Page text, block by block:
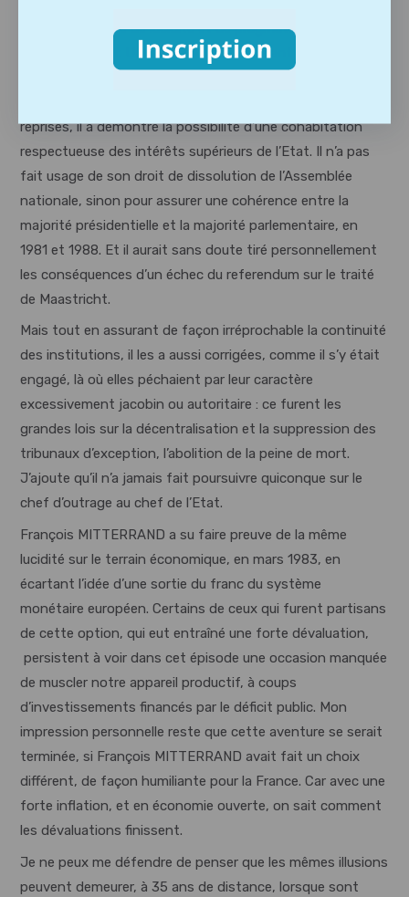
peut faire preuve de lucidité et de pragmatisme, sans pour
autant se renier. Une fois devenu président de la
reprises, il a démontré la possibilité d’une cohabitation
respectueuse des intérêts supérieurs de l’Etat. Il n’a pas
fait usage de son droit de dissolution de l’Assemblée
nationale, sinon pour assurer une cohérence entre la
majorité présidentielle et la majorité parlementaire, en
1981 et 1988. Et il aurait sans doute tiré personnellement
les conséquences d’un échec du referendum sur le traité
de Maastricht.
Mais tout en assurant de façon irréprochable la continuité
des institutions, il les a aussi corrigées, comme il s’y était
engagé, là où elles péchaient par leur caractère
excessivement jacobin ou autoritaire : ce furent les
grandes lois sur la décentralisation et la suppression des
tribunaux d’exception, l’abolition de la peine de mort.
J’ajoute qu’il n’a jamais fait poursuivre quiconque sur le
chef d’outrage au chef de l’Etat.
François MITTERRAND a su faire preuve de la même
lucidité sur le terrain économique, en mars 1983, en
écartant l’idée d’une sortie du franc du système
monétaire européen. Certains de ceux qui furent partisans
de cette option, qui eut entraîné une forte dévaluation,
persistent à voir dans cet épisode une occasion manquée
de muscler notre appareil productif, à coups
d’investissements financés par le déficit public. Mon
impression personnelle reste que cette aventure se serait
terminée, si François MITTERRAND avait fait un choix
différent, de façon humiliante pour la France. Car avec une
forte inflation, et en économie ouverte, on sait comment
les dévaluations finissent.
Je ne peux me défendre de penser que les mêmes illusions
peuvent demeurer, à 35 ans de distance, lorsque sont